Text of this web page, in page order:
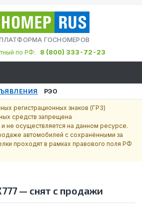
ГОСНОМЕРОВ
по РФ:
8 (800) 333-72-23
РЭО
регистрационных знаков (ГРЗ)
средств запрещена
не осуществляется на данном ресурсе.
автомобилей с сохранёнными за
проходят в рамках правового поля РФ
— снят с продажи